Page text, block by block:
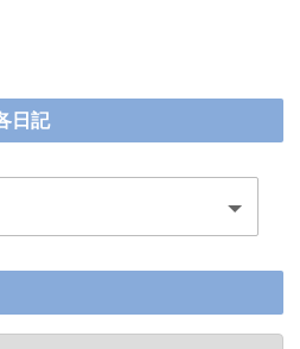
日記